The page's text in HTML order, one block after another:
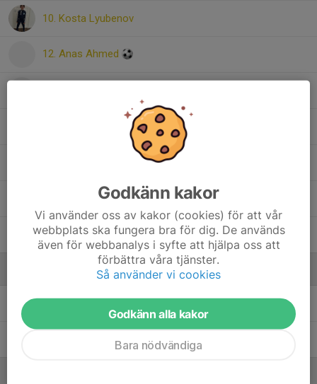
10. Kosta Lyubenov
12. Anas Ahmed
17. Edwin Sahlén-Åkerlund
23. Algot Olsson
24. Melwin Lindroth
Stefan Lyubenov Assisterande tränare
Godkänn kakor
Vi använder oss av kakor (cookies) för att vår
webbplats ska fungera bra för dig. De används
även för webbanalys i syfte att hjälpa oss att
förbättra våra tjänster.
Så använder vi cookies
Godkänn alla kakor
Bara nödvändiga